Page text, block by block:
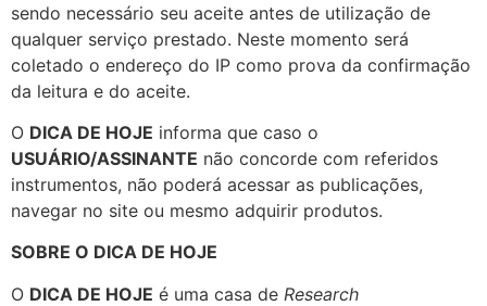
sendo necessário seu aceite antes de utilização de
qualquer serviço prestado. Neste momento será
coletado o endereço do IP como prova da confirmação
da leitura e do aceite.
O DICA DE HOJE informa que caso o
USUÁRIO/ASSINANTE não concorde com referidos
instrumentos, não poderá acessar as publicações,
navegar no site ou mesmo adquirir produtos.
SOBRE O DICA DE HOJE
O DICA DE HOJE é uma casa de Research